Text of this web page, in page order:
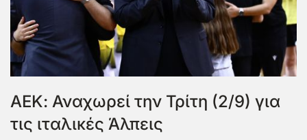
ΑΕΚ: Αναχωρεί την Τρίτη (2/9) για
τις ιταλικές Άλπεις